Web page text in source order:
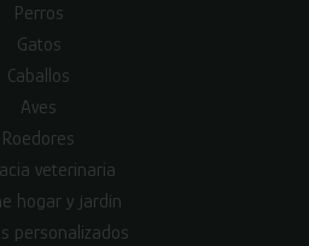
Perros
Gatos
Caballos
Aves
Roedores
veterinaria
hogar y jardín
personalizados